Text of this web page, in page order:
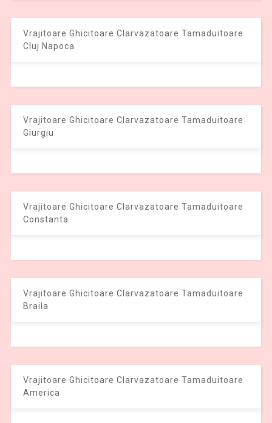
Vrajitoare Ghicitoare Clarvazatoare Tamaduitoare
Cluj Napoca
Vrajitoare Ghicitoare Clarvazatoare Tamaduitoare
Giurgiu
Vrajitoare Ghicitoare Clarvazatoare Tamaduitoare
Constanta
Vrajitoare Ghicitoare Clarvazatoare Tamaduitoare
Braila
Vrajitoare Ghicitoare Clarvazatoare Tamaduitoare
America